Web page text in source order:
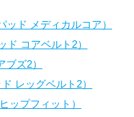
ッド メディカルコア）
ド コアベルト2）
ズ2）
レッグベルト2）
ップフィット）